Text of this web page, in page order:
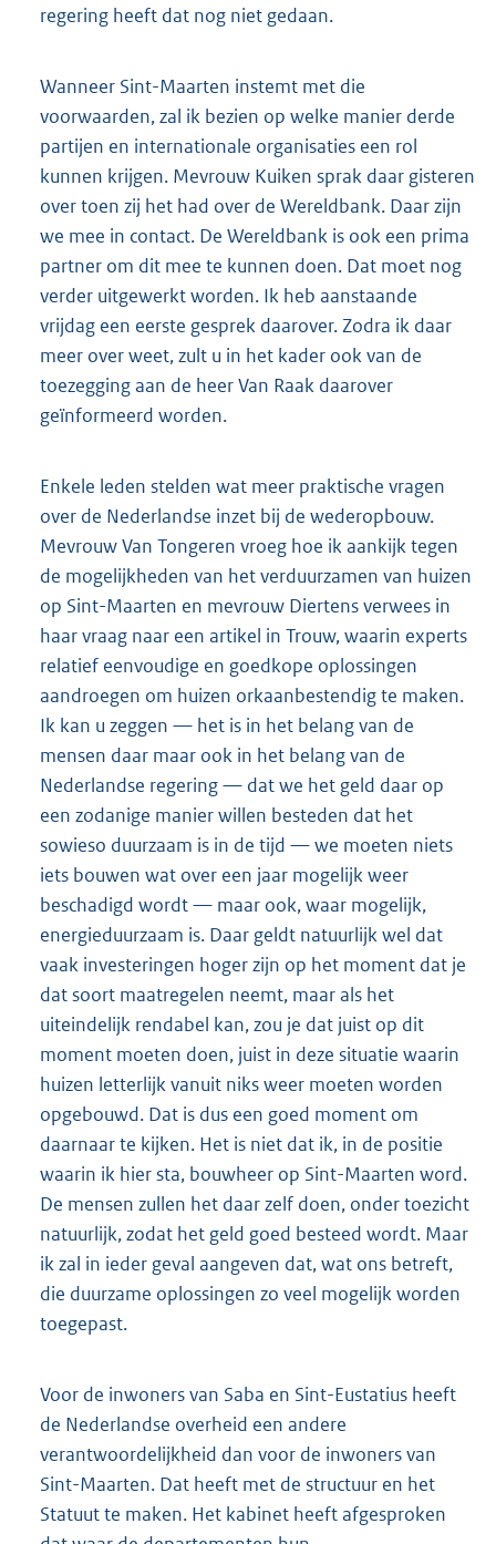
regering heeft dat nog niet gedaan.
Wanneer Sint-Maarten instemt met die
voorwaarden, zal ik bezien op welke manier derde
partijen en internationale organisaties een rol
kunnen krijgen. Mevrouw Kuiken sprak daar gisteren
over toen zij het had over de Wereldbank. Daar zijn
we mee in contact. De Wereldbank is ook een prima
partner om dit mee te kunnen doen. Dat moet nog
verder uitgewerkt worden. Ik heb aanstaande
vrijdag een eerste gesprek daarover. Zodra ik daar
meer over weet, zult u in het kader ook van de
toezegging aan de heer Van Raak daarover
geïnformeerd worden.
Enkele leden stelden wat meer praktische vragen
over de Nederlandse inzet bij de wederopbouw.
Mevrouw Van Tongeren vroeg hoe ik aankijk tegen
de mogelijkheden van het verduurzamen van huizen
op Sint-Maarten en mevrouw Diertens verwees in
haar vraag naar een artikel in Trouw, waarin experts
relatief eenvoudige en goedkope oplossingen
aandroegen om huizen orkaanbestendig te maken.
Ik kan u zeggen — het is in het belang van de
mensen daar maar ook in het belang van de
Nederlandse regering — dat we het geld daar op
een zodanige manier willen besteden dat het
sowieso duurzaam is in de tijd — we moeten niets
iets bouwen wat over een jaar mogelijk weer
beschadigd wordt — maar ook, waar mogelijk,
energieduurzaam is. Daar geldt natuurlijk wel dat
vaak investeringen hoger zijn op het moment dat je
dat soort maatregelen neemt, maar als het
uiteindelijk rendabel kan, zou je dat juist op dit
moment moeten doen, juist in deze situatie waarin
huizen letterlijk vanuit niks weer moeten worden
opgebouwd. Dat is dus een goed moment om
daarnaar te kijken. Het is niet dat ik, in de positie
waarin ik hier sta, bouwheer op Sint-Maarten word.
De mensen zullen het daar zelf doen, onder toezicht
natuurlijk, zodat het geld goed besteed wordt. Maar
ik zal in ieder geval aangeven dat, wat ons betreft,
die duurzame oplossingen zo veel mogelijk worden
toegepast.
Voor de inwoners van Saba en Sint-Eustatius heeft
de Nederlandse overheid een andere
verantwoordelijkheid dan voor de inwoners van
Sint-Maarten. Dat heeft met de structuur en het
Statuut te maken. Het kabinet heeft afgesproken